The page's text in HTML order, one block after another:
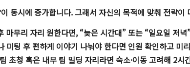
동시에 증가합니다. 그래서 자신의 목적에 맞춰 전략이
마무리 자리 원한다면, “늦은 시간대” 또는 “일요일 저녁
미팅 후 편하게 이야기 나눠야 한다면 인원 확인하고 미
초청 혹은 내부 팀 빌딩 자리라면 숙소·이동 고려해 2시